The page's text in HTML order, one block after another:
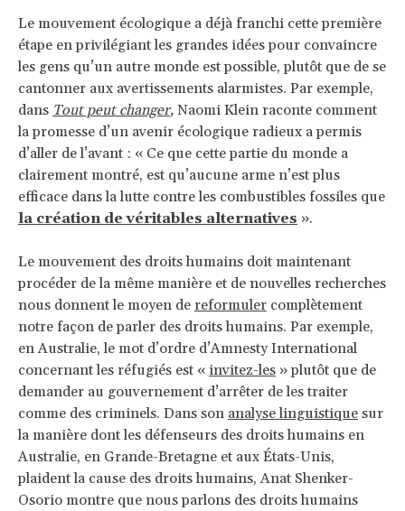
Le mouvement écologique a déjà franchi cette première
étape en privilégiant les grandes idées pour convaincre
les gens qu’un autre monde est possible, plutôt que de se
cantonner aux avertissements alarmistes. Par exemple,
dans Tout peut changer, Naomi Klein raconte comment
la promesse d’un avenir écologique radieux a permis
d’aller de l’avant : « Ce que cette partie du monde a
clairement montré, est qu’aucune arme n’est plus
efficace dans la lutte contre les combustibles fossiles que
la création de véritables alternatives ».
Le mouvement des droits humains doit maintenant
procéder de la même manière et de nouvelles recherches
nous donnent le moyen de reformuler complètement
notre façon de parler des droits humains. Par exemple,
en Australie, le mot d’ordre d’Amnesty International
concernant les réfugiés est « invitez-les » plutôt que de
demander au gouvernement d’arrêter de les traiter
comme des criminels. Dans son analyse linguistique sur
la manière dont les défenseurs des droits humains en
Australie, en Grande-Bretagne et aux États-Unis,
plaident la cause des droits humains, Anat Shenker-
Osorio montre que nous parlons des droits humains